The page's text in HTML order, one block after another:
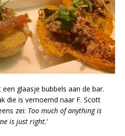
glaasje bubbels aan de bar.
die is vernoemd naar F. Scott
zei: Too much of anything is
is just right.’